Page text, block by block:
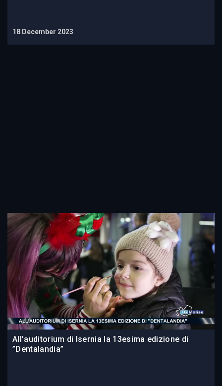
18 December 2023
All’auditorium di Isernia la 13esima edizione di
”Dentalandia”